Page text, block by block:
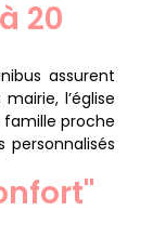
20
assurent
l’église
famille proche